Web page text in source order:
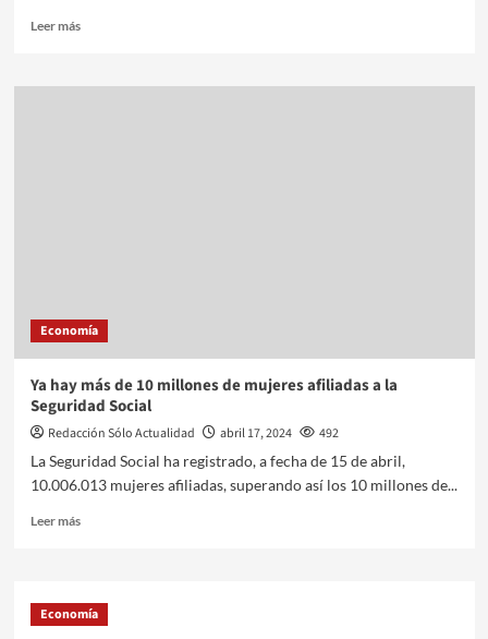
Leer más
Economía
Ya hay más de 10 millones de mujeres afiliadas a la
Seguridad Social
Redacción Sólo Actualidad abril 17, 2024
492
La Seguridad Social ha registrado, a fecha de 15 de abril,
10.006.013 mujeres afiliadas, superando así los 10 millones de...
Leer más
Economía